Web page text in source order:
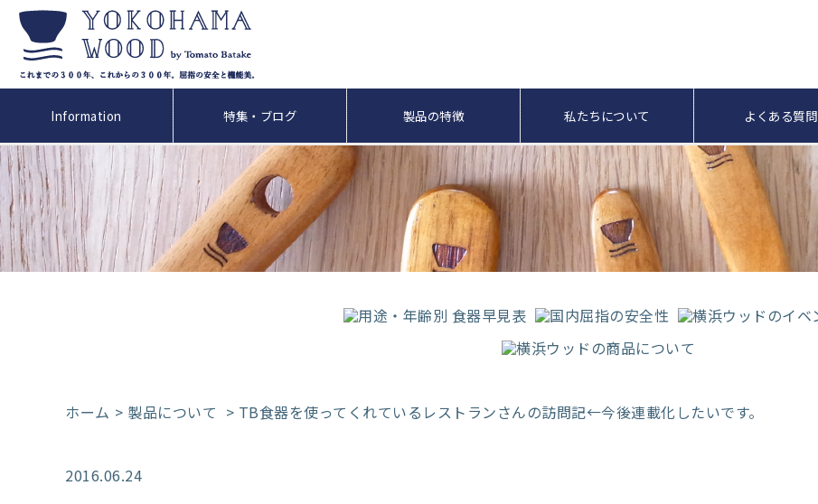
Information 特集・ブログ 製品の特徴 私たちについて よくある質問
ホーム 製品について > TB食器を使ってくれているレストランさんの訪問記←今後連載化したいです。
2016.06.24